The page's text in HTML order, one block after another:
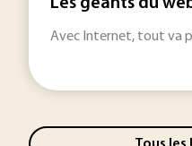
Les géants du
Avec Internet, tout va